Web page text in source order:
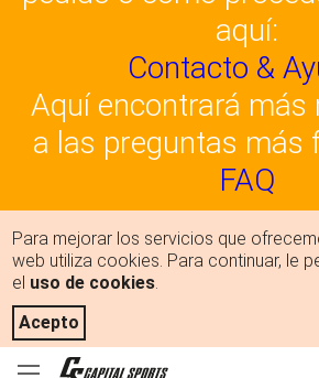
aquí:
Contacto &
Aquí encontrará más
a las preguntas más
FAQ
Para mejorar los servicios que
web utiliza cookies. Para continuar, le
el uso de cookies.
Acepto